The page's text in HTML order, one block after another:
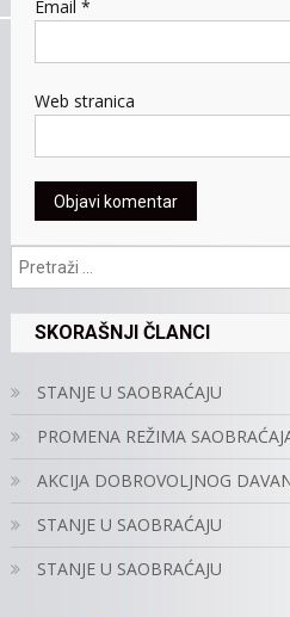
Email *
Web stranica
SKORAŠNJI ČLANCI
STANJE U SAOBRAĆAJU
PROMENA REŽIMA
AKCIJA DOBROVOLJNOG
STANJE U SAOBRAĆAJU
STANJE U SAOBRAĆAJU